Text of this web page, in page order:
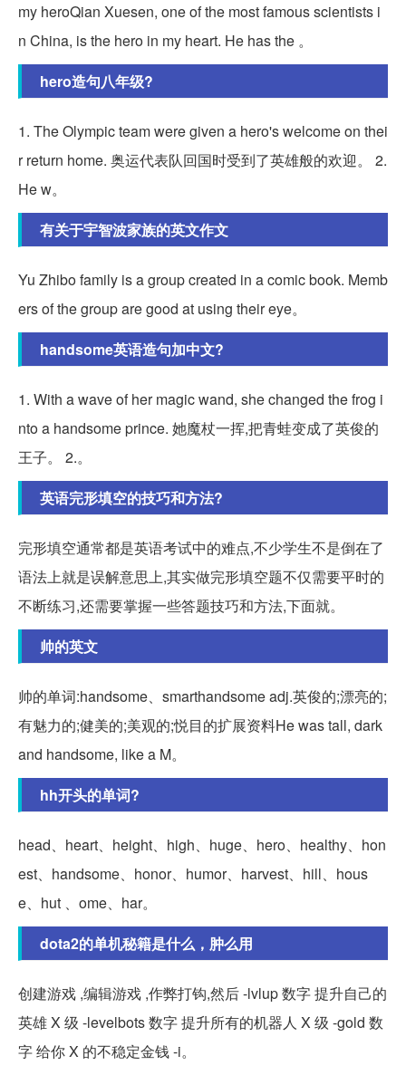
my heroQian Xuesen, one of the most famous scientists i
n China, is the hero in my heart. He has the 。
hero造句八年级?
1. The Olympic team were given a hero's welcome on thei
r return home. 奥运代表队回国时受到了英雄般的欢迎。 2.
He w。
有关于宇智波家族的英文作文
Yu Zhibo family is a group created in a comic book. Memb
ers of the group are good at using their eye。
handsome英语造句加中文?
1. With a wave of her magic wand, she changed the frog i
nto a handsome prince. 她魔杖一挥,把青蛙变成了英俊的
王子。 2.。
英语完形填空的技巧和方法?
完形填空通常都是英语考试中的难点,不少学生不是倒在了
语法上就是误解意思上,其实做完形填空题不仅需要平时的
不断练习,还需要掌握一些答题技巧和方法,下面就。
帅的英文
帅的单词:handsome、smarthandsome adj.英俊的;漂亮的;
有魅力的;健美的;美观的;悦目的扩展资料He was tall, dark
and handsome, like a M。
hh开头的单词?
head、heart、height、high、huge、hero、healthy、hon
est、handsome、honor、humor、harvest、hill、hous
e、hut 、ome、har。
dota2的单机秘籍是什么，肿么用
创建游戏 ,编辑游戏 ,作弊打钩,然后 -lvlup 数字 提升自己的
英雄 X 级 -levelbots 数字 提升所有的机器人 X 级 -gold 数
字 给你 X 的不稳定金钱 -i。